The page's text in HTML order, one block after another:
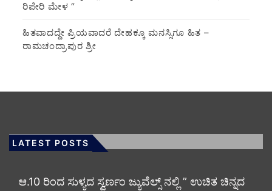
ರಿಪೇರಿ ಮೇಳ “
ಹಿತವಾದದ್ದೇ ಪ್ರಿಯವಾದರೆ ದೇಹಕ್ಕೂ ಮನಸ್ಸಿಗೂ ಹಿತ –
ರಾಮಚಂದ್ರಾಪುರ ಶ್ರೀ
LATEST POSTS
ಆ.10 ರಿಂದ ಸುಳ್ಯದ ಸ್ವರ್ಣಂ ಜ್ಯುವೆಲ್ಸ್ ನಲ್ಲಿ ” ಉಚಿತ ಚಿನ್ನದ